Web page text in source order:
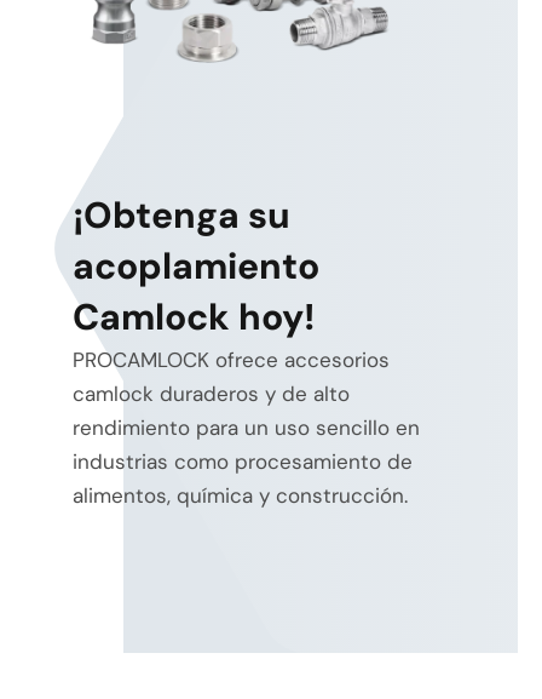
¡Obtenga su
acoplamiento
Camlock hoy!
PROCAMLOCK ofrece accesorios
camlock duraderos y de alto
rendimiento para un uso sencillo en
industrias como procesamiento de
alimentos, química y construcción.